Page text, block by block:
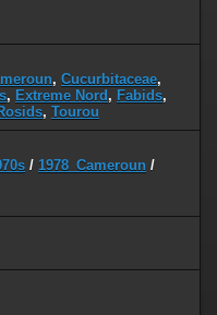
, Cucurbitaceae,
, Extreme Nord , Fabids,
, Tourou
/ 1978_Cameroun /